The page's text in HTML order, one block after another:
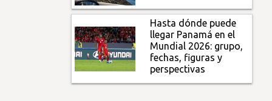
Hasta dónde puede
llegar Panamá en el
Mundial 2026: grupo,
fechas, figuras y
perspectivas